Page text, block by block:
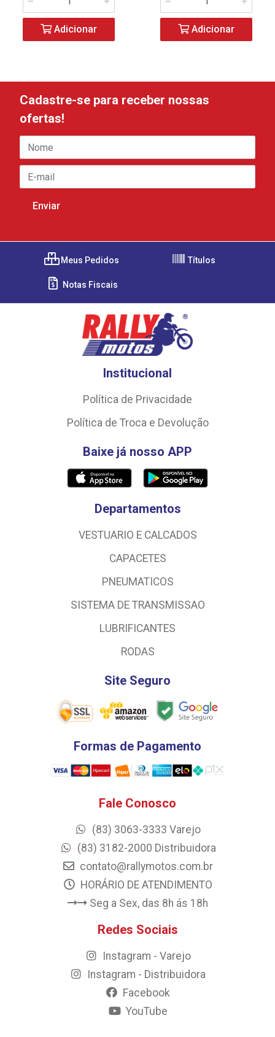
Adicionar Adicionar
Cadastre-se para receber nossas
ofertas!
Meus Pedidos Títulos
Notas Fiscais
Institucional
Política de Privacidade
Política de Troca e Devolução
Baixe já nosso APP
Departamentos
VESTUARIO E CALCADOS
CAPACETES
PNEUMATICOS
SISTEMA DE TRANSMISSAO
LUBRIFICANTES
RODAS
Site Seguro
Formas de Pagamento
Fale Conosco
(83) 3063-3333 Varejo
(83) 3182-2000 Distribuidora
contato@rallymotos.com.br
HORÁRIO DE ATENDIMENTO
Seg a Sex, das 8h ás 18h
Redes Sociais
Instagram - Varejo
Instagram - Distribuidora
Facebook
YouTube